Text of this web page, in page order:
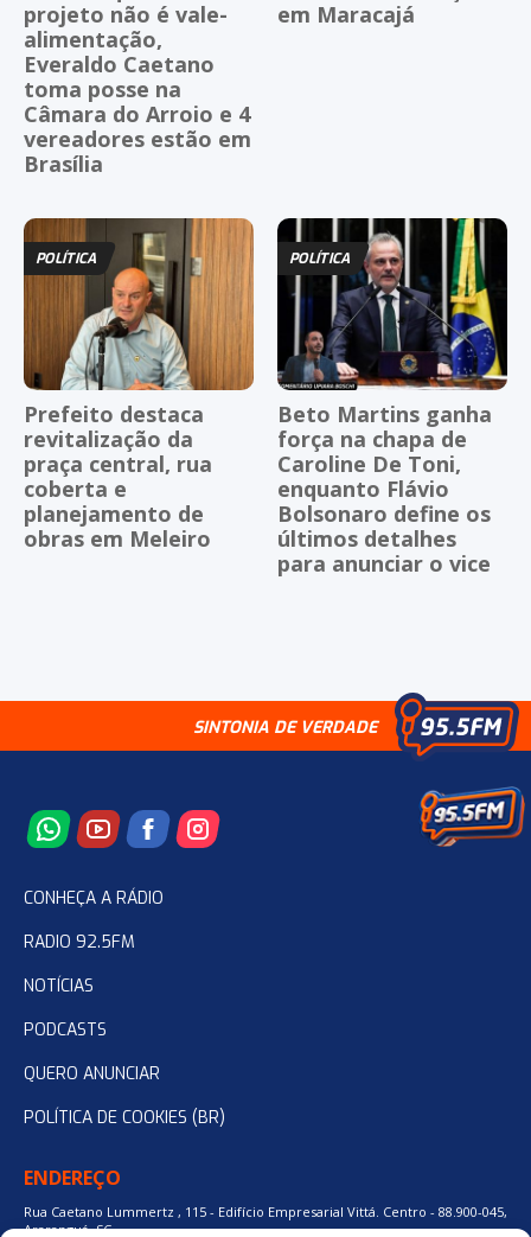
projeto não é vale-
alimentação,
Everaldo Caetano
toma posse na
Câmara do Arroio e 4
vereadores estão em
Brasília
em Maracajá
POLÍTICA
Prefeito destaca
revitalização da
praça central, rua
coberta e
planejamento de
obras em Meleiro
POLÍTICA
Beto Martins ganha
força na chapa de
Caroline De Toni,
enquanto Flávio
Bolsonaro define os
últimos detalhes
para anunciar o vice
SINTONIA DE VERDADE
CONHEÇA A RÁDIO
RADIO 92.5FM
NOTÍCIAS
PODCASTS
QUERO ANUNCIAR
POLÍTICA DE COOKIES (BR)
ENDEREÇO
Rua Caetano Lummertz , 115 - Edifício Empresarial Vittá. Centro - 88.900-045,
Araranguá, SC.